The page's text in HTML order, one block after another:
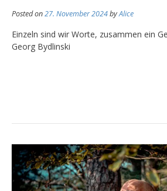
Posted on27. November 2024byAlice
Einzeln sind wir Worte, zusammen ein
Georg Bydlinski